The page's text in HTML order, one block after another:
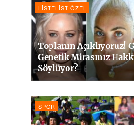
LISTELIST ÖZEL
Toplanın Açıklıyoruz!
Genetik Mirasınız
Söylüyor?
SPOR